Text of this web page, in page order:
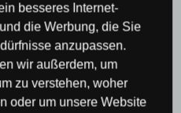
das Produkt bewertet
besseres Internet-
die Werbung, die Sie
anzupassen.
wir außerdem, um
zu verstehen, woher
oder um unsere Website